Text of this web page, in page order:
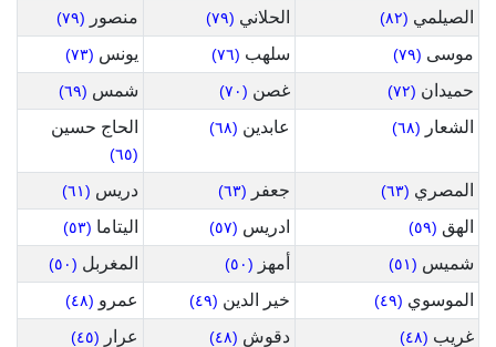
الصيلمي (٨٢) الحلاني (٧٩) منصور (٧٩)
موسى (٧٩) سلهب (٧٦) يونس (٧٣)
حميدان (٧٢) غصن (٧٠) شمس (٦٩)
الشعار (٦٨) عابدين (٦٨) الحاج حسين
(٦٥)
المصري (٦٣) جعفر (٦٣) دريس (٦١)
الهق (٥٩) ادريس (٥٧) اليتاما (٥٣)
شميس (٥١) أمهز (٥٠) المغربل (٥٠)
الموسوي (٤٩) خير الدين (٤٩) عمرو (٤٨)
غريب (٤٨) دقوش (٤٨) عرار (٤٥)